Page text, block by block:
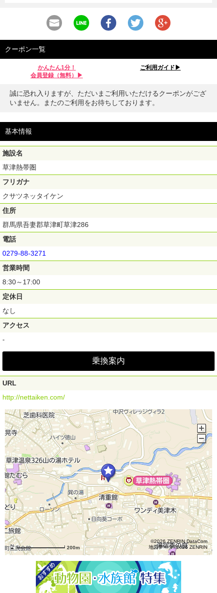
クーポン一覧
かんたん1分！
会員登録（無料）▶︎
ご利用ガイド▶︎
誠に恐れ入りますが、ただいまご利用いただけるクーポンがござ
いません。またのご利用をお待ちしております。
基本情報
施設名
草津熱帯圏
フリガナ
クサツネッタイケン
住所
群馬県吾妻郡草津町草津286
電話
0279-88-3271
営業時間
8:30～17:00
定休日
なし
アクセス
-
乗換案内
URL
http://nettaiken.com/
200m
©2026 ZENRIN DataCom
地図データ©2026 ZENRIN